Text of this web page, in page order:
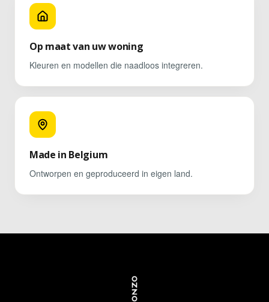
Op maat van uw woning
Kleuren en modellen die naadloos integreren.
Made in Belgium
Ontworpen en geproduceerd in eigen land.